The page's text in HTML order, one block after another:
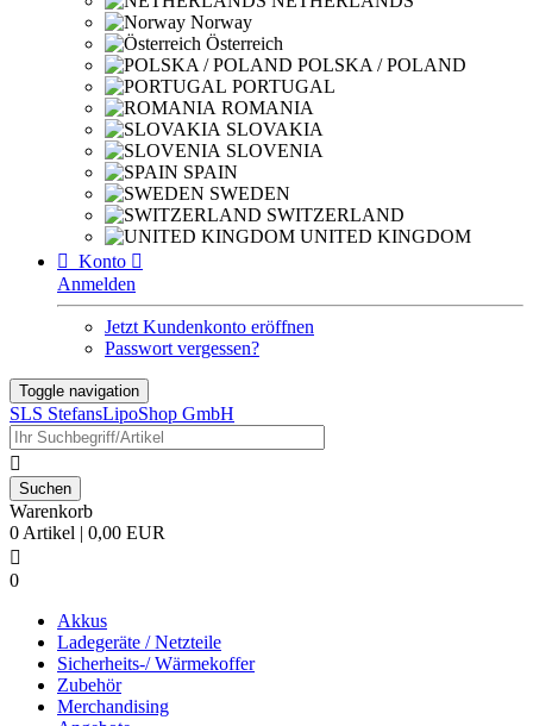
Norway
Österreich
POLSKA / POLAND
PORTUGAL
ROMANIA
SLOVAKIA
SLOVENIA
SPAIN
SWEDEN
SWITZERLAND
UNITED KINGDOM
 Konto 
Anmelden
Jetzt Kundenkonto eröffnen
Passwort vergessen?
Toggle navigation
SLS StefansLipoShop GmbH

Warenkorb
0 Artikel | 0,00 EUR

0
Akkus
Ladegeräte / Netzteile
Sicherheits-/ Wärmekoffer
Zubehör
Merchandising